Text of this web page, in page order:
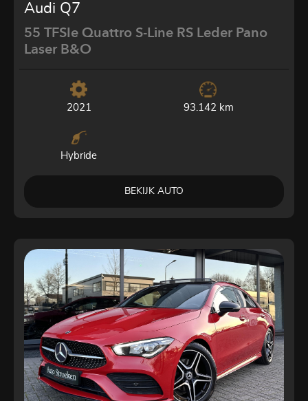
Audi Q7
55 TFSIe Quattro S-Line RS Leder Pano
Laser B&O
2021 93.142 km
Hybride
BEKIJK AUTO